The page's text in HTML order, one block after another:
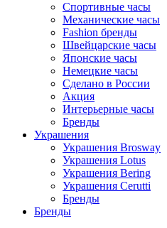
Спортивные часы
Механические часы
Fashion бренды
Швейцарские часы
Японские часы
Немецкие часы
Сделано в России
Акция
Интерьерные часы
Бренды
Украшения
Украшения Brosway
Украшения Lotus
Украшения Bering
Украшения Cerutti
Бренды
Бренды